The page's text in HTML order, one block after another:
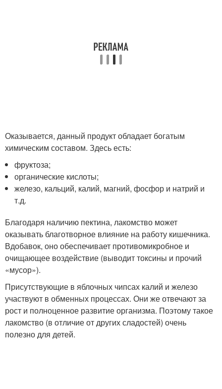
Оказывается, данный продукт обладает богатым
химическим составом. Здесь есть:
фруктоза;
органические кислоты;
железо, кальций, калий, магний, фосфор и натрий и
т.д.
Благодаря наличию пектина, лакомство может
оказывать благотворное влияние на работу кишечника.
Вдобавок, оно обеспечивает противомикробное и
очищающее воздействие (выводит токсины и прочий
«мусор»).
Присутствующие в яблочных чипсах калий и железо
участвуют в обменных процессах. Они же отвечают за
рост и полноценное развитие организма. Поэтому такое
лакомство (в отличие от других сладостей) очень
полезно для детей.